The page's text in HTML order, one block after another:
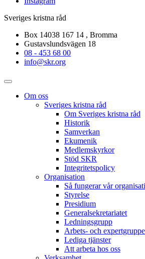
Sveriges kristna råd
Box 14038 167 14 , Bromma
Gustavslundsvägen 18
08 - 453 68 00
info@skr.org
Om oss
Sveriges kristna råd
Om Sveriges kristna råd
Historik
Samverkan
Ekumenik
Medlemskyrkor
Stöd SKR
Integritetspolicy
Organisation
Så fungerar vår
Styrelse
Presidium
Generalsekretariatet
Ledningsgrupp
Arbets- och
Lediga tjänster
Att arbeta hos oss